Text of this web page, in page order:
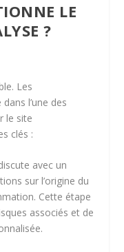
LE
?
Les
l’une des
le site
clés :
avec un
sur l’origine du
Cette étape
associés et de